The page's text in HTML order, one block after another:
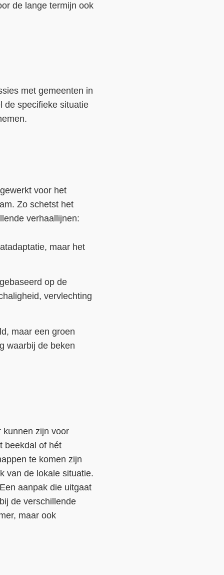
de lange termijn ook
met gemeenten in
de specifieke situatie
voor het
Zo schetst het
verhaallijnen:
maar het
op de
vervlechting
maar een groen
waarbij de beken
kunnen zijn voor
beekdal of hét
te komen zijn
van de lokale situatie.
aanpak die uitgaat
de verschillende
maar ook